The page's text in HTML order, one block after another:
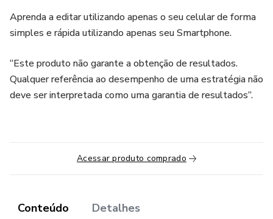
Aprenda a editar utilizando apenas o seu celular de forma
simples e rápida utilizando apenas seu Smartphone.
“Este produto não garante a obtenção de resultados.
Qualquer referência ao desempenho de uma estratégia não
deve ser interpretada como uma garantia de resultados”.
Acessar produto comprado
Conteúdo Detalhes